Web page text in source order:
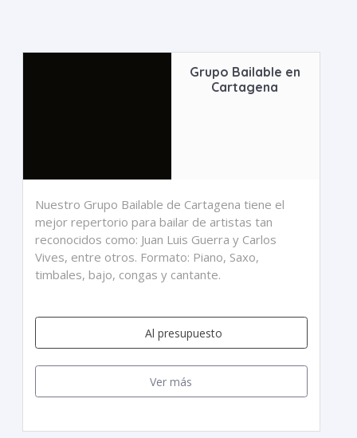
Grupo Bailable en
Cartagena
Nuestro Grupo Bailable de Cartagena tiene el
mejor repertorio para bailar de artistas tan
reconocidos como: Juan Luis Guerra y Carlos
Vives, entre otros. Formato: Piano, Saxo,
timbales, bajo, congas y cantante.
Al presupuesto
Ver más